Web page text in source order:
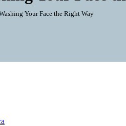
Your Face the Right Way